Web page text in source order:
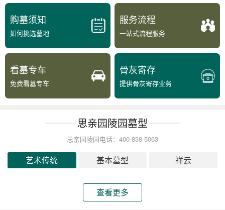
购墓须知
如何挑选墓地
服务流程
一站式流程服务
看墓专车
免费看墓专车
骨灰寄存
提供骨灰寄存业务
思亲园陵园墓型
思亲园陵园电话：400-838-5063
艺术传统 基本墓型 祥云
查看更多